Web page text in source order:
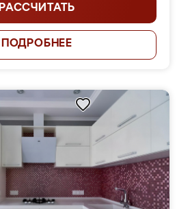
РАССЧИТАТЬ
ПОДРОБНЕЕ